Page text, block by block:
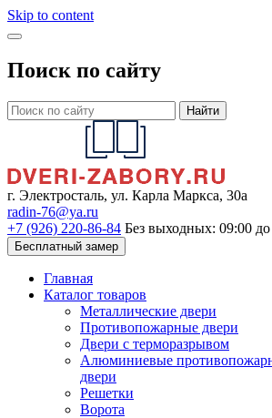
Skip to content
Поиск по сайту
Найти
г. Электросталь, ул. Карла Маркса, 30а
radin-76@ya.ru
+7 (926) 220-86-84 Без выходных: 09:00
Бесплатный замер
Главная
Каталог товаров
Металлические двери
Противопожарные двери
Двери с терморазрывом
Алюминиевые
двери
Решетки
Ворота